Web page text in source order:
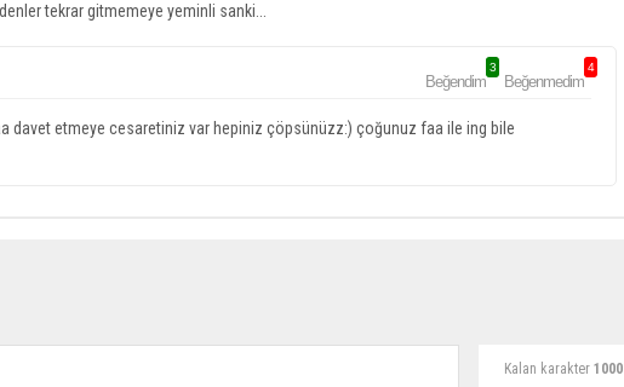
tekrar gitmemeye yeminli sanki...
Beğendim
3
Beğenmedim
4
davet etmeye cesaretiniz var hepiniz çöpsünüzz:) çoğunuz faa ile ing bile
Kalan karakter 1000